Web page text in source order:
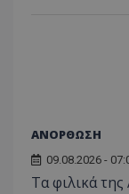
ΑΝΟΡΘΩΣΗ
09.08.2026 -
Τα φιλικά